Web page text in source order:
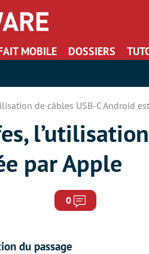
MOBILE DOSSIERS
de câbles USB-C Android
par Apple
0 Commentaires
du passage